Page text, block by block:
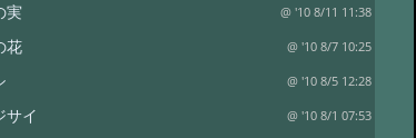
@ '10 8/11 11:38
@ '10 8/7 10:25
@ '10 8/5 12:28
イ @ '10 8/1 07:53